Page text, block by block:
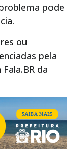
pode
ou
pela
da